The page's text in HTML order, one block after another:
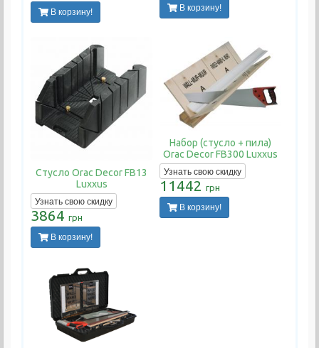
В корзину!
В корзину!
Стусло Orac Decor FB13
Luxxus
Узнать свою скидку
3864 грн
В корзину!
Набор (стусло + пила)
Orac Decor FB300 Luxxus
Узнать свою скидку
11442 грн
В корзину!